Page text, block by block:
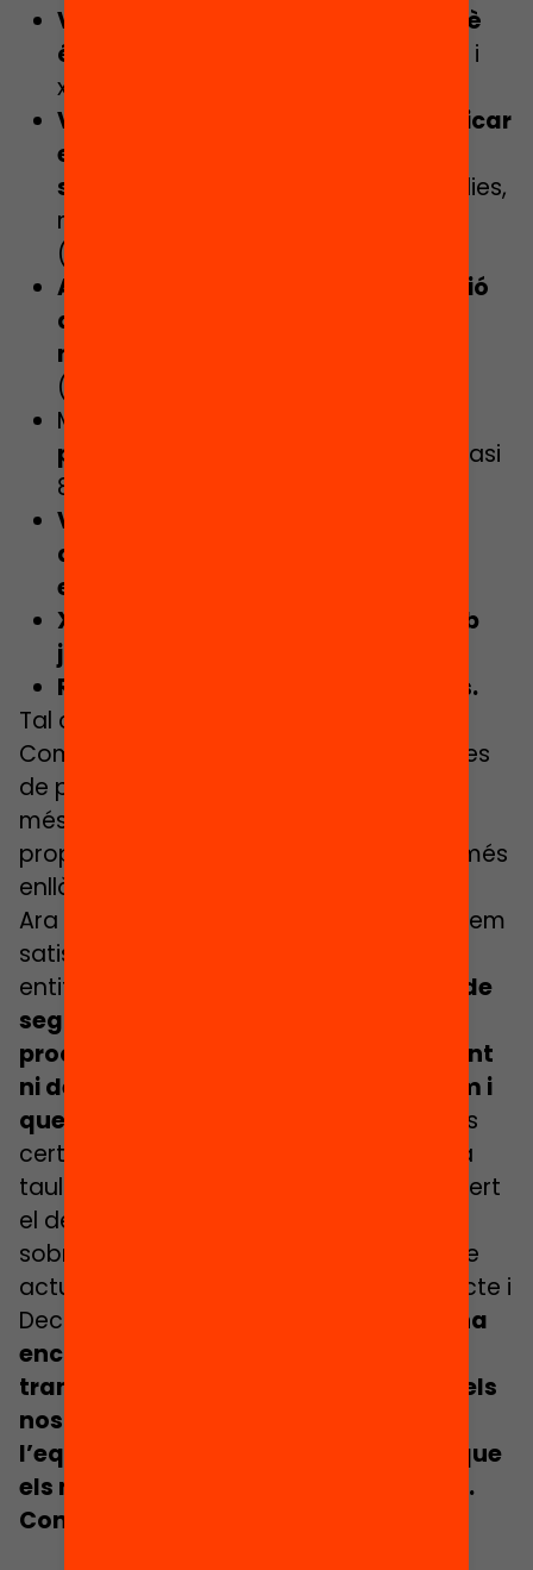
Vídeos divulgatius per explicar què
és la segregació escolar
(YouTube i
xarxes socials).
Vídeos de testimonis per exemplificar
els diferents impactes de la
segregació escolar
(alumnes, famílies,
mestres, exalumnes, entitats, etc.)
(YouTube i xarxes socials).
Actes comunitaris i de col·laboració
amb la resta d’associacions del
municipi
(Re)volta d’Òmnium Cultural).
Manifest
passem a l’acció!”
(actualment quasi
800 persones i entitats adherides).
Visites
debat a claustres dels centres
educatius.
Xerrades informatives i debat amb
joves.
Reunions amb les administracions.
Tal com estipula el Decret, s’ha creat la
Comissió Participativa que es reuneix des
de principis del 2022. En el cas de Salt, a
més, és l’espai on s’està elaborant la
proposta d’un Pla Pilot que pugui anar més
enllà del que permet el mateix Decret.
Ara per ara podem dir que, tot i que estem
satisfetes de la feina feta per la nostra
entitat,
el repte de revertir la situació de
segregació escolar està resultant un
procés ple d’obstacles i no està donant
ni de bon tros els fruits que esperàvem i
que creiem que Salt necessita.
Si bé és
cert que s’ha aconseguit posar sobre la
taula el tema de la segregació i s’ha obert
el debat sobre aquest greu problema i
sobre el racisme que l’acompanya, i que
actualment disposem d’unes eines (Pacte i
Decret) que anys enrere no teníem,
hi ha
encara molta feina per fer per tal de
transformar la realitat de les aules dels
nostres centres perquè reflecteixin
l’equitat i la igualtat d’oportunitats que
els nostres infants i joves es mereixen.
Continuem!